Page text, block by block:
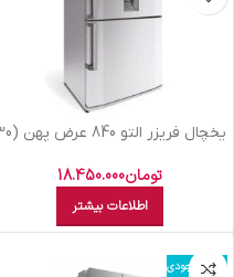
یخچال فریزر
تومان18.450.000
اطلاعات بیشتر
اتمام موجودی